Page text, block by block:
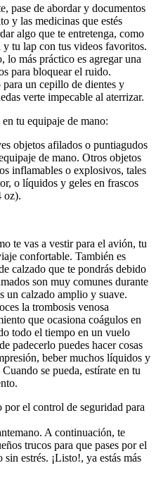
pase de abordar y documentos
y las medicinas que estés
algo que te entretenga, como
y tu lap con tus videos favoritos.
lo más práctico es agregar una
para bloquear el ruido.
un cepillo de dientes y
verte impecable al aterrizar.
tu equipaje de mano:
objetos afilados o puntiagudos
de mano. Otros objetos
inflamables o explosivos, tales
o líquidos y geles en frascos
oz).
te vas a vestir para el avión, tu
confortable. También es
calzado que te pondrás debido
son muy comunes durante
un calzado amplio y suave.
la trombosis venosa
que ocasiona coágulos en
todo el tiempo en un vuelo
padecerlo puedes hacer cosas
beber muchos líquidos y
se pueda, estírate en tu
por el control de seguridad para
A continuación, te
trucos para que pases por el
estrés. ¡Listo!, ya estás más